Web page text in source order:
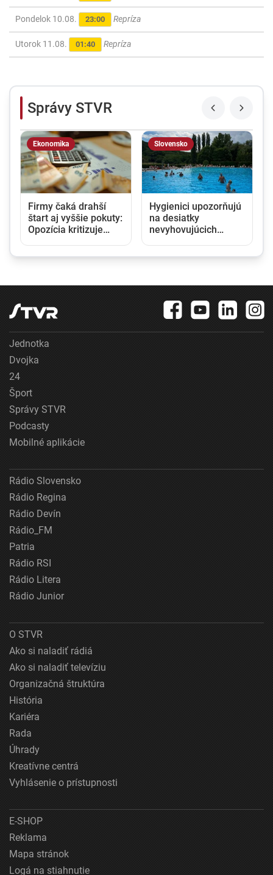
Pondelok 10.08. 23:00 Repríza
Utorok 11.08. 01:40 Repríza
Správy STVR
Ekonomika
Firmy čaká drahší
štart aj vyššie pokuty:
Opozícia kritizuje
Slovensko
Hygienici upozorňujú
na desiatky
nevyhovujúcich
Jednotka
Dvojka
24
Šport
Správy STVR
Podcasty
Mobilné aplikácie
Rádio Slovensko
Rádio Regina
Rádio Devín
Rádio_FM
Patria
Rádio RSI
Rádio Litera
Rádio Junior
O STVR
Ako si naladiť rádiá
Ako si naladiť televíziu
Organizačná štruktúra
História
Kariéra
Rada
Úhrady
Kreatívne centrá
Vyhlásenie o prístupnosti
E-SHOP
Reklama
Mapa stránok
Logá na stiahnutie